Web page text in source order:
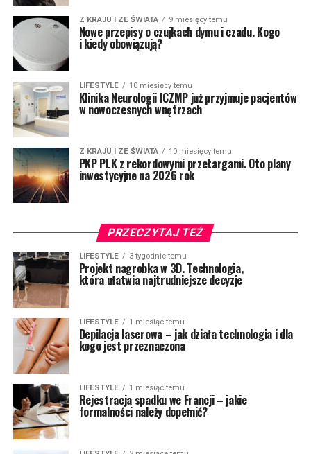
Z KRAJU I ZE ŚWIATA 9 miesięcy temu
Nowe przepisy o czujkach dymu i czadu. Kogo
i kiedy obowiązują?
LIFESTYLE 10 miesięcy temu
Klinika Neurologii ICZMP już przyjmuje pacjentów
w nowoczesnych wnętrzach
Z KRAJU I ZE ŚWIATA 10 miesięcy temu
PKP PLK z rekordowymi przetargami. Oto plany
inwestycyjne na 2026 rok
PRZECZYTAJ TEŻ
LIFESTYLE 3 tygodnie temu
Projekt nagrobka w 3D. Technologia,
która ułatwia najtrudniejsze decyzje
LIFESTYLE 1 miesiąc temu
Depilacja laserowa – jak działa technologia i dla
kogo jest przeznaczona
LIFESTYLE 1 miesiąc temu
Rejestracja spadku we Francji – jakie
formalności należy dopełnić?